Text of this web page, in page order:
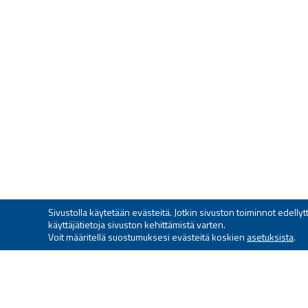
Sivustolla käytetään evästeitä. Jotkin sivuston toiminnot
käyttäjätietoja sivuston kehittämistä varten.
Voit määritellä suostumuksesi evästeitä koskien asetuksista.